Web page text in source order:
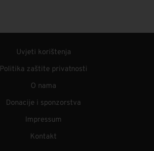
Uvjeti korištenja
Politika zaštite privatnosti
O nama
Donacije i sponzorstva
Impressum
Kontakt